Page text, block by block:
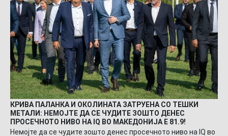
КРИВА ПАЛАНКА И ОКОЛИНАТА ЗАТРУЕНА СО ТЕШКИ
МЕТАЛИ: НЕМОЈТЕ ДА СЕ ЧУДИТЕ ЗОШТО ДЕНЕС
ПРОСЕЧНОТО НИВО НА IQ ВО МАКЕДОНИЈА Е 81.9!
Немојте да се чудите зошто денес просечното ниво на IQ во